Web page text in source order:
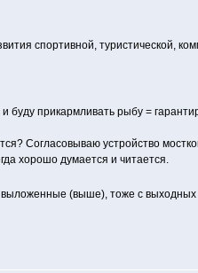
спортивной, туристической,
буду прикармливать рыбу =
Согласовываю устройство
хорошо думается и читается.
выложенные (выше), тоже с выходных